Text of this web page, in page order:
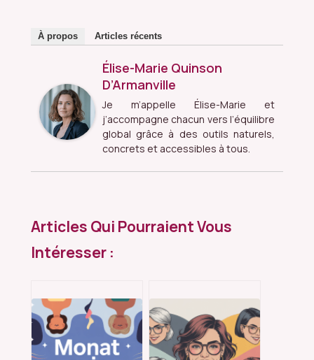
À propos Articles récents
Élise-Marie Quinson
D’Armanville
Je m’appelle Élise-Marie et
j’accompagne chacun vers l’équilibre
global grâce à des outils naturels,
concrets et accessibles à tous.
Articles Qui Pourraient Vous
Intéresser :